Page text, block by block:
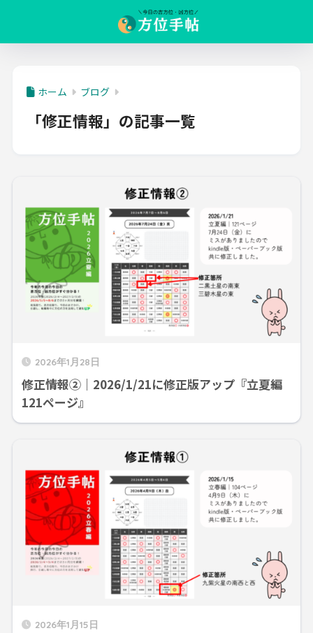
ホーム ブログ
「修正情報」の記事一覧
2026年1月28日
修正情報②｜2026/1/21に修正版アップ『立夏編
121ページ』
2026年1月15日